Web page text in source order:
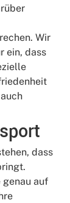
Wir
ein, dass
dass
genau auf